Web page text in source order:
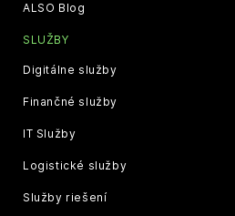
ALSO Blog
SLUŽBY
Digitálne služby
Finančné služby
IT Služby
Logistické služby
Služby riešení